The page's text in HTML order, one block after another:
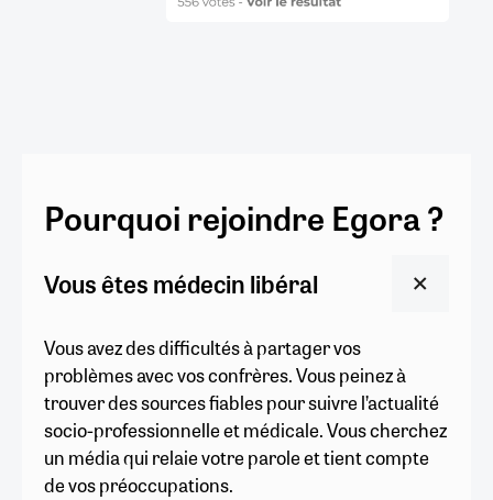
Pourquoi rejoindre Egora ?
Vous êtes médecin libéral
Vous avez des difficultés à partager vos
problèmes avec vos confrères. Vous peinez à
trouver des sources fiables pour suivre l’actualité
socio-professionnelle et médicale. Vous cherchez
un média qui relaie votre parole et tient compte
de vos préoccupations.